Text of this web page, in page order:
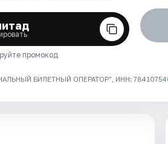
промокод
БИЛЕТНЫЙ ОПЕРАТОР", ИНН: 7841075409